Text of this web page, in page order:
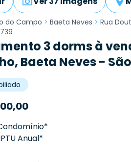
do Campo > Baeta Neves > Rua
3 dorms à
Baeta Neves -
Anual*